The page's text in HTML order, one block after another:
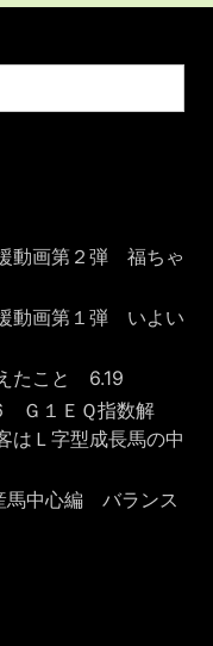
動画第２弾 福ちゃ
動画第１弾 いよい
たこと 6.19
Ｇ１ＥＱ指数解
Ｌ字型成長馬の中
馬中心編 バランス